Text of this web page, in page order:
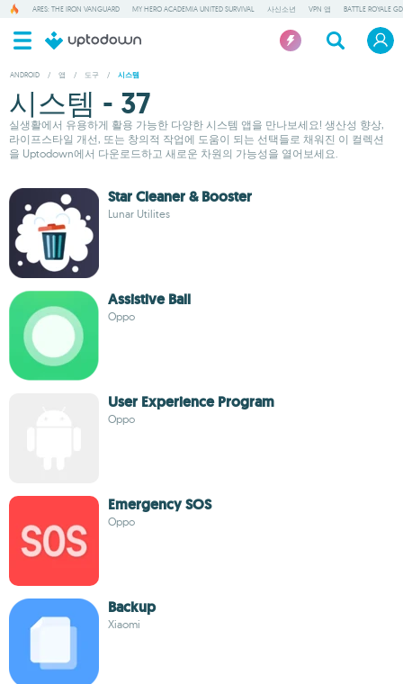
ARES: THE IRON VANGUARD MY HERO ACADEMIA UNITED SURVIVAL 사신소년 VPN 앱 BATTLE ROYALE GD
ANDROID / 앱 / 도구 / 시스템
시스템 - 37
실생활에서 유용하게 활용 가능한 다양한 시스템 앱을 만나보세요! 생산성 향상,
라이프스타일 개선, 또는 창의적 작업에 도움이 되는 선택들로 채워진 이 컬렉션
을 Uptodown에서 다운로드하고 새로운 차원의 가능성을 열어보세요.
Star Cleaner & Booster
Lunar Utilites
Assistive Ball
Oppo
User Experience Program
Oppo
Emergency SOS
Oppo
Backup
Xiaomi